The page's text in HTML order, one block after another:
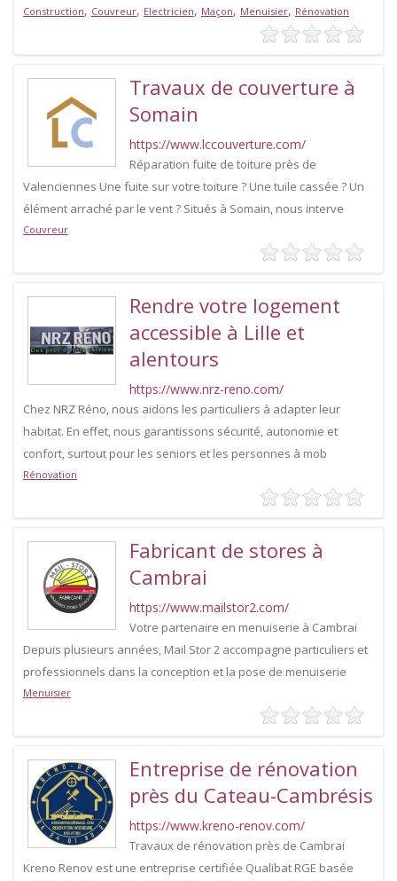
Construction, Couvreur, Electricien, Maçon, Menuisier, Rénovation
Travaux de couverture à
Somain
https://www.lccouverture.com/
Réparation fuite de toiture près de
Valenciennes Une fuite sur votre toiture ? Une tuile cassée ? Un
élément arraché par le vent ? Situés à Somain, nous interve
Couvreur
Rendre votre logement
accessible à Lille et
alentours
https://www.nrz-reno.com/
Chez NRZ Réno, nous aidons les particuliers à adapter leur
habitat. En effet, nous garantissons sécurité, autonomie et
confort, surtout pour les seniors et les personnes à mob
Rénovation
Fabricant de stores à
Cambrai
https://www.mailstor2.com/
Votre partenaire en menuiserie à Cambrai
Depuis plusieurs années, Mail Stor 2 accompagne particuliers et
professionnels dans la conception et la pose de menuiserie
Menuisier
Entreprise de rénovation
près du Cateau-Cambrésis
https://www.kreno-renov.com/
Travaux de rénovation près de Cambrai
Kreno Renov est une entreprise certifiée Qualibat RGE basée